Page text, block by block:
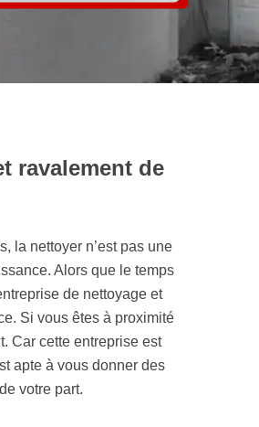
ravalement de
la nettoyer n’est pas une
Alors que le temps
de nettoyage et
Si vous êtes à proximité
Car cette entreprise est
apte à vous donner des
votre part.